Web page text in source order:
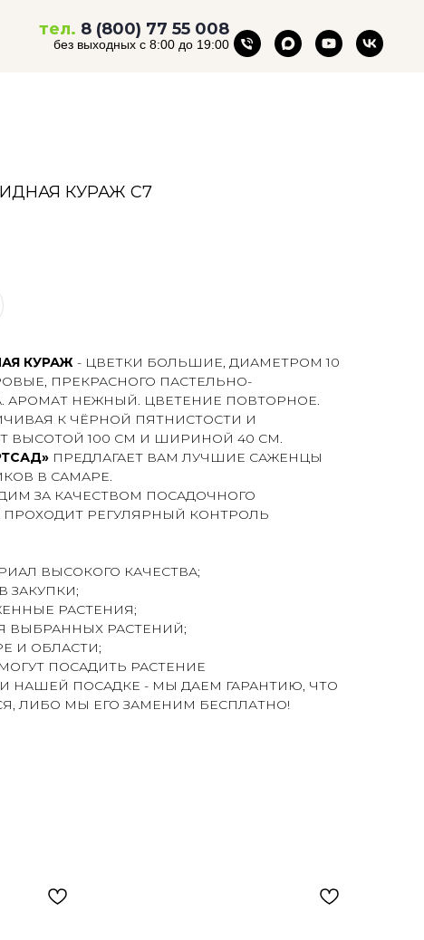
тел. 8 (800) 77 55 008
без выходных с 8:00 до 19:00
КУРАЖ С7
КУРАЖ - ЦВЕТКИ БОЛЬШИЕ, ДИАМЕТРОМ 10
ПРЕКРАСНОГО ПАСТЕЛЬНО-
АРОМАТ НЕЖНЫЙ. ЦВЕТЕНИЕ ПОВТОРНОЕ.
К ЧЁРНОЙ ПЯТНИСТОСТИ И
ВЫСОТОЙ 100 СМ И ШИРИНОЙ 40 СМ.
ПРЕДЛАГАЕТ ВАМ ЛУЧШИЕ САЖЕНЦЫ
В САМАРЕ.
ЗА КАЧЕСТВОМ ПОСАДОЧНОГО
РЕГУЛЯРНЫЙ КОНТРОЛЬ
ВЫСОКОГО КАЧЕСТВА;
ЗАКУПКИ;
РАСТЕНИЯ;
ВЫБРАННЫХ РАСТЕНИЙ;
И ОБЛАСТИ;
ПОСАДИТЬ РАСТЕНИЕ
НАШЕЙ ПОСАДКЕ - МЫ ДАЕМ ГАРАНТИЮ, ЧТО
ЛИБО МЫ ЕГО ЗАМЕНИМ БЕСПЛАТНО!